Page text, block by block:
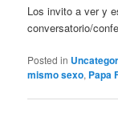
Los invito a ver y
conversatorio/
Posted in
mismo sexo, Papa